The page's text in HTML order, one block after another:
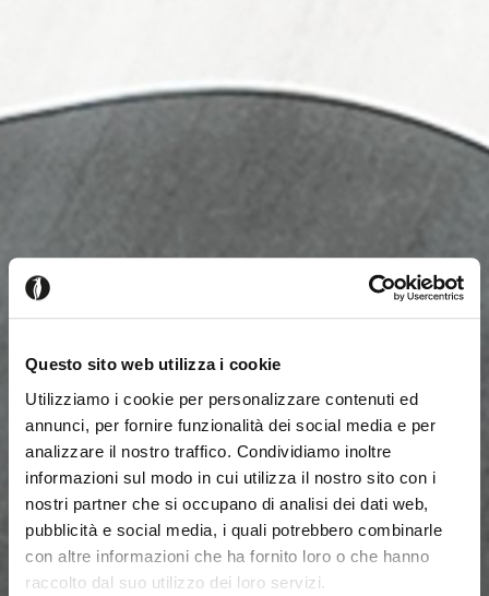
Questo sito web utilizza i cookie
Utilizziamo i cookie per personalizzare contenuti ed
annunci, per fornire funzionalità dei social media e per
analizzare il nostro traffico. Condividiamo inoltre
informazioni sul modo in cui utilizza il nostro sito con i
nostri partner che si occupano di analisi dei dati web,
pubblicità e social media, i quali potrebbero combinarle
con altre informazioni che ha fornito loro o che hanno
raccolto dal suo utilizzo dei loro servizi.